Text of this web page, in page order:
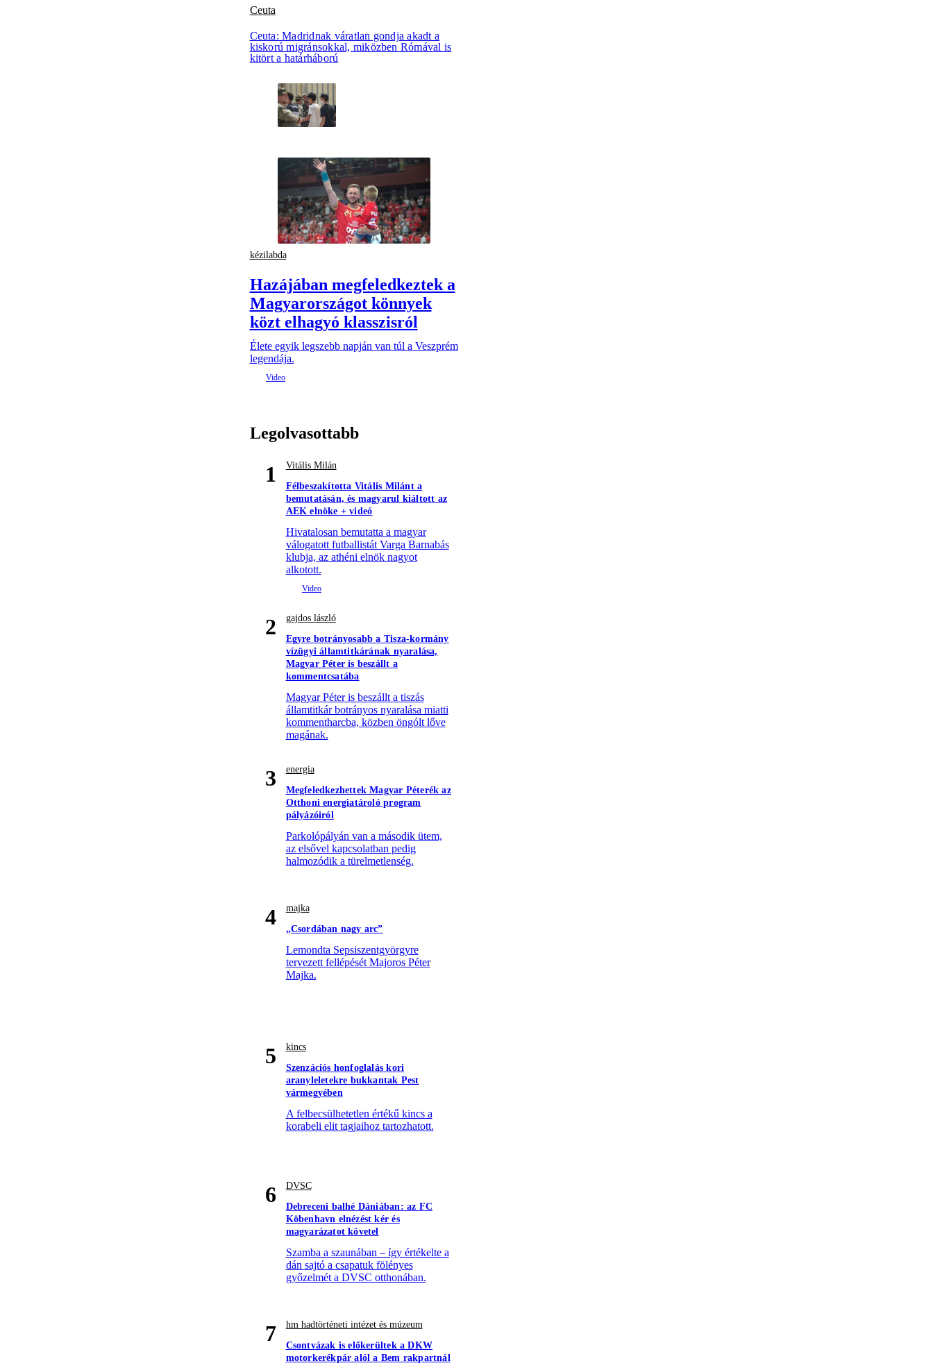
Ceuta
Ceuta: Madridnak váratlan gondja akadt a
kiskorú migránsokkal, miközben Rómával is
kitört a határháború
kézilabda
Hazájában megfeledkeztek a
Magyarországot könnyek
közt elhagyó klasszisról
Élete egyik legszebb napján van túl a Veszprém
legendája.
Legolvasottabb
1
Vitális Milán
Félbeszakította Vitális Milánt a
bemutatásán, és magyarul kiáltott az
AEK elnöke + videó
Hivatalosan bemutatta a magyar
válogatott futballistát Varga Barnabás
klubja, az athéni elnök nagyot
alkotott.
2
gajdos lászló
Egyre botrányosabb a Tisza-kormány
vízügyi államtitkárának nyaralása,
Magyar Péter is beszállt a
kommentcsatába
Magyar Péter is beszállt a tiszás
államtitkár botrányos nyaralása miatti
kommentharcba, közben öngólt lőve
magának.
3
energia
Megfeledkezhettek Magyar Péterék az
Otthoni energiatároló program
pályázóiról
Parkolópályán van a második ütem,
az elsővel kapcsolatban pedig
halmozódik a türelmetlenség.
4
majka
„Csordában nagy arc”
Lemondta Sepsiszentgyörgyre
tervezett fellépését Majoros Péter
Majka.
5
kincs
Szenzációs honfoglalás kori
aranyleletekre bukkantak Pest
vármegyében
A felbecsülhetetlen értékű kincs a
korabeli elit tagjaihoz tartozhatott.
6
DVSC
Debreceni balhé Dániában: az FC
Köbenhavn elnézést kér és
magyarázatot követel
Szamba a szaunában – így értékelte a
dán sajtó a csapatuk fölényes
győzelmét a DVSC otthonában.
7
hm hadtörténeti intézet és múzeum
Csontvázak is előkerültek a DKW
motorkerékpár alól a Bem rakpartnál